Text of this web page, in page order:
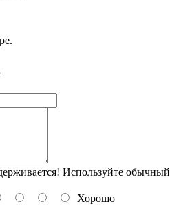
Используйте обычный
Хорошо